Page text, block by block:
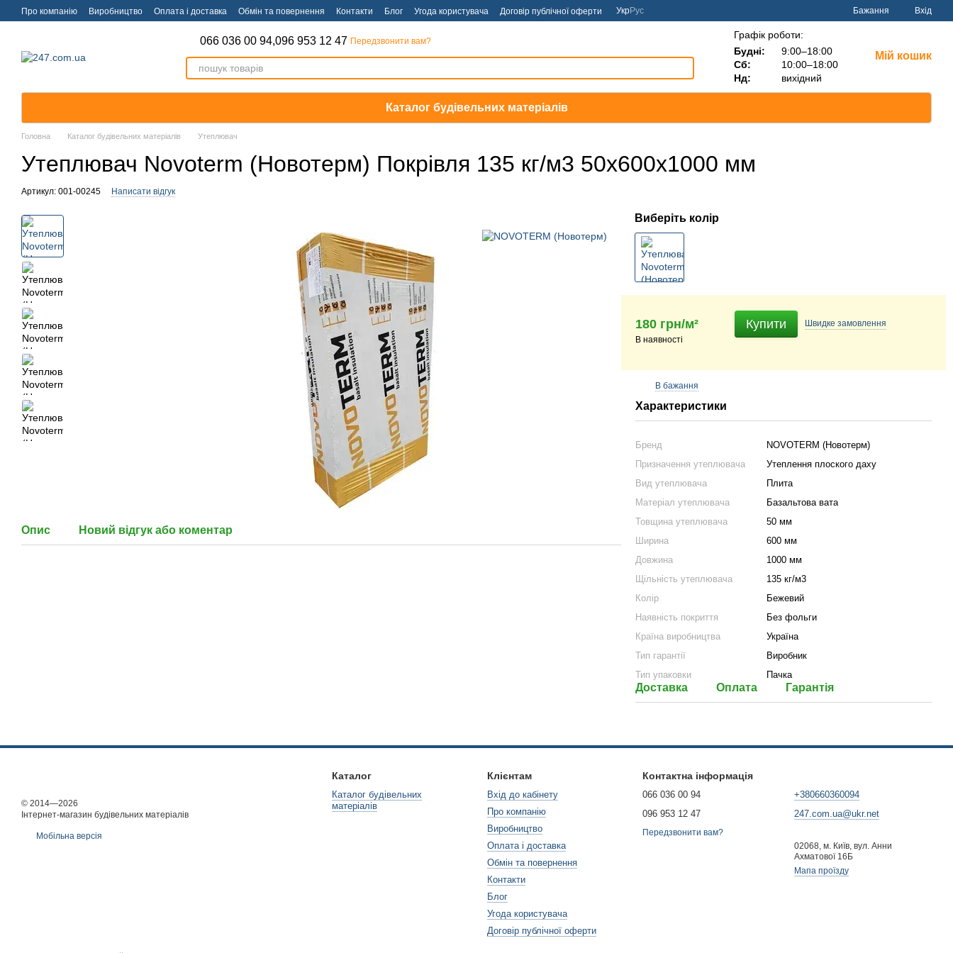
Перейти к основному контенту
Про компанію Виробництво Оплата і доставка Обмін та повернення Контакти Блог Угода користувача Договір публічної оферти УкрРус Бажання Вхід
066 036 00 94,096 953 12 47 Передзвонити вам?
Графік роботи:
Будні:
9:00–18:00
Сб:
10:00–18:00
Нд:
вихідний
Мій кошик
Каталог будівельних матеріалів
Головна Каталог будівельних матеріалів Утеплювач
Утеплювач Novoterm (Новотерм) Покрівля 135 кг/м3 50х600х1000 мм
Артикул: 001-00245 Написати відгук
Опис Новий відгук або коментар
Виберіть колір
180 грн/м²
В наявності
Купити Швидке замовлення
В бажання
Характеристики
Бренд
NOVOTERM (Новотерм)
Призначення утеплювача
Утеплення плоского даху
Вид утеплювача
Плита
Матеріал утеплювача
Базальтова вата
Товщина утеплювача
50 мм
Ширина
600 мм
Довжина
1000 мм
Щільність утеплювача
135 кг/м3
Колір
Бежевий
Наявність покриття
Без фольги
Країна виробництва
Україна
Тип гарантії
Виробник
Тип упаковки
Пачка
Доставка Оплата Гарантія
© 2014—2026
Інтернет-магазин будівельних матеріалів
Мобільна версія
Каталог
Каталог будівельних
матеріалів
Клієнтам
Вхід до кабінету
Про компанію
Виробництво
Оплата і доставка
Обмін та повернення
Контакти
Блог
Угода користувача
Договір публічної оферти
Контактна інформація
066 036 00 94
096 953 12 47
Передзвонити вам?
+380660360094
247.com.ua@ukr.net
02068, м. Київ, вул. Анни
Ахматової 16Б
Мапа проїзду